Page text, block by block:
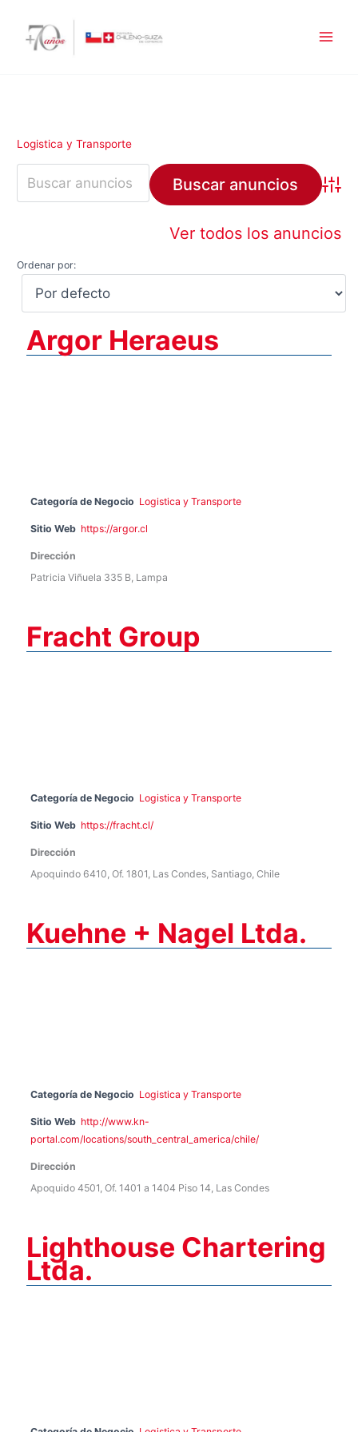
contenido
Logistica y Transporte
Ver todos los anuncios
Ordenar por:
Argor Heraeus
Categoría de Negocio Logistica y Transporte
Sitio Web https://argor.cl
Dirección
Patricia Viñuela 335 B, Lampa
Fracht Group
Categoría de Negocio Logistica y Transporte
Sitio Web https://fracht.cl/
Dirección
Apoquindo 6410, Of. 1801, Las Condes, Santiago, Chile
Kuehne + Nagel Ltda.
Categoría de Negocio Logistica y Transporte
Sitio Web http://www.kn-
portal.com/locations/south_central_america/chile/
Dirección
Apoquido 4501, Of. 1401 a 1404 Piso 14, Las Condes
Lighthouse Chartering
Ltda.